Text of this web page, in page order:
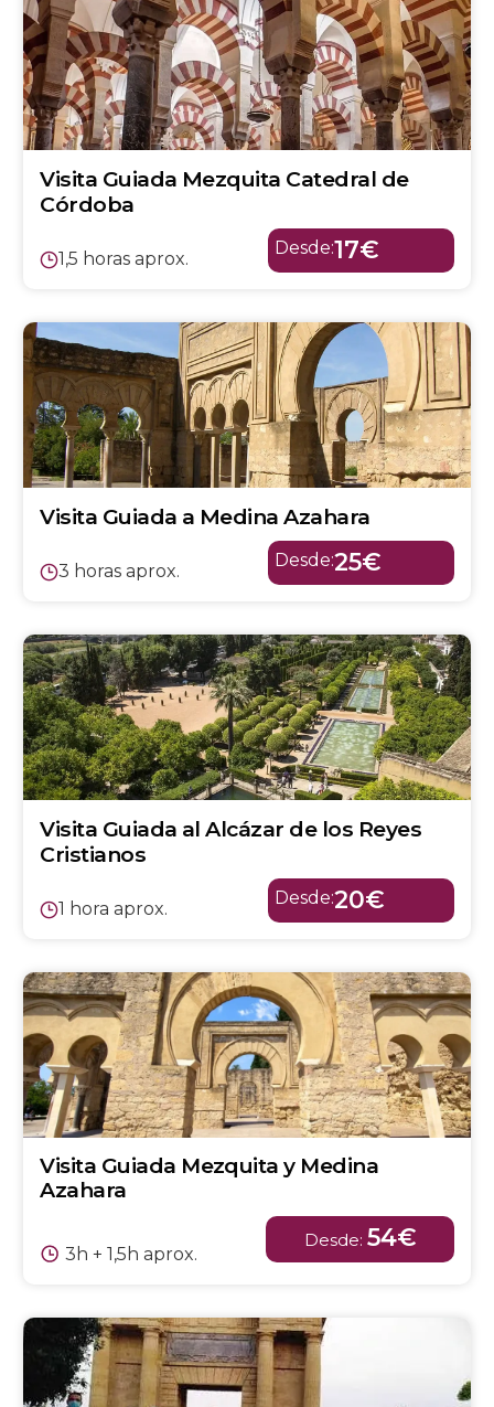
Visita Guiada Mezquita Catedral de
Córdoba
1,5 horas aprox.
Desde:17€
Visita Guiada a Medina Azahara
3 horas aprox.
Desde:25€
Visita Guiada al Alcázar de los Reyes
Cristianos
1 hora aprox.
Desde:20€
Visita Guiada Mezquita y Medina
Azahara
3h + 1,5h aprox.
Desde: 54€